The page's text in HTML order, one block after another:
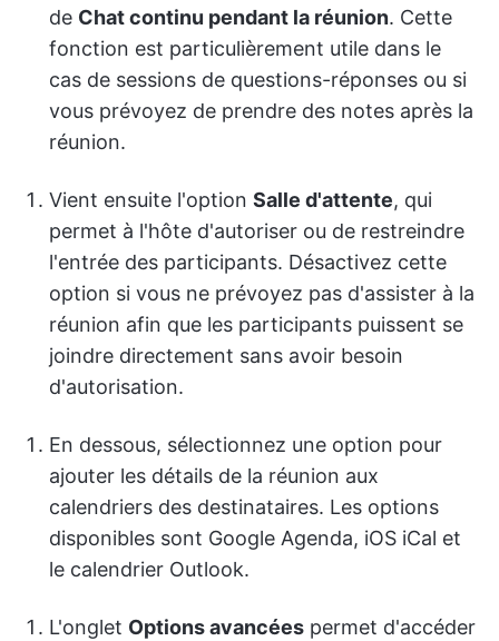
de Chat continu pendant la réunion. Cette
fonction est particulièrement utile dans le
cas de sessions de questions-réponses ou si
vous prévoyez de prendre des notes après la
réunion.
Vient ensuite l'option Salle d'attente, qui
permet à l'hôte d'autoriser ou de restreindre
l'entrée des participants. Désactivez cette
option si vous ne prévoyez pas d'assister à la
réunion afin que les participants puissent se
joindre directement sans avoir besoin
d'autorisation.
En dessous, sélectionnez une option pour
ajouter les détails de la réunion aux
calendriers des destinataires. Les options
disponibles sont Google Agenda, iOS iCal et
le calendrier Outlook.
L'onglet Options avancées permet d'accéder